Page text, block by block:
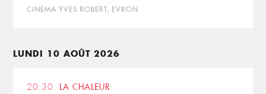
CINÉMA YVES ROBERT, EVRON
LUNDI 10 AOÛT 2026
20:30 LA CHALEUR